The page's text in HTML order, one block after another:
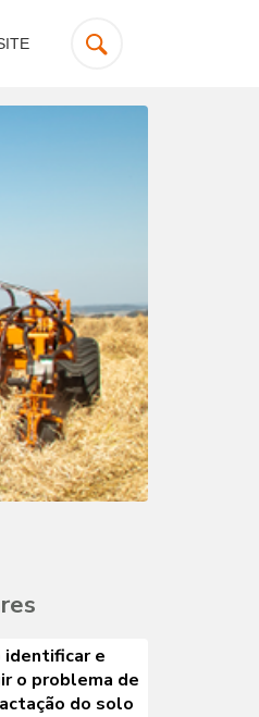
identificar e
o problema de
do solo